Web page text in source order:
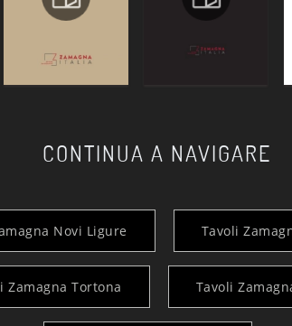
CONTINUA A NAVIGARE
Novi Ligure Tavoli
Zamagna Tortona Tavoli